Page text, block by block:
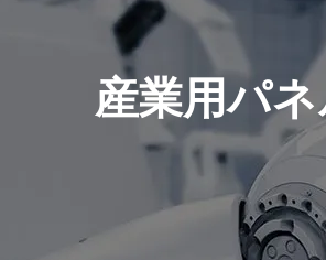
フロントIP65
PoEタッチ
USB Type-C
ステンレスシリー
ズ
ラックマ
バータイ
OSD Box
組み込みコンピューティ
ボックスPC / 防水頑丈なPC IP65
再生可能エネルギー
金属＆鉱業
産業用パ